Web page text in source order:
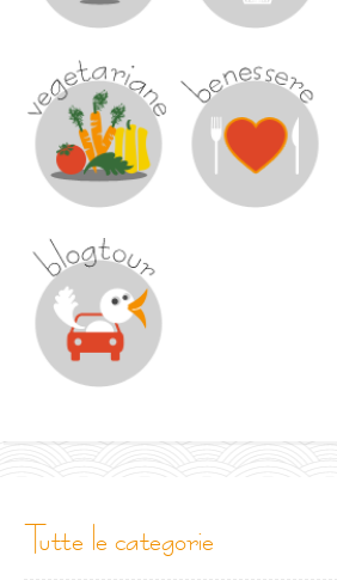
tutte le categorie